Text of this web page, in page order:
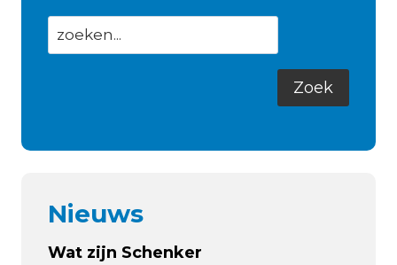
Nieuws
Wat zijn Schenker